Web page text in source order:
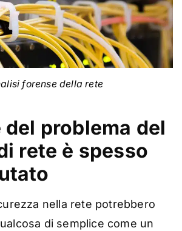
forense della rete
del problema del
rete è spesso
nella rete potrebbero
di semplice come un